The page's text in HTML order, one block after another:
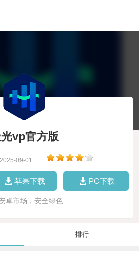
vp官方版
09-01
苹果下载 PC下载
卓市场，安全绿色
排行